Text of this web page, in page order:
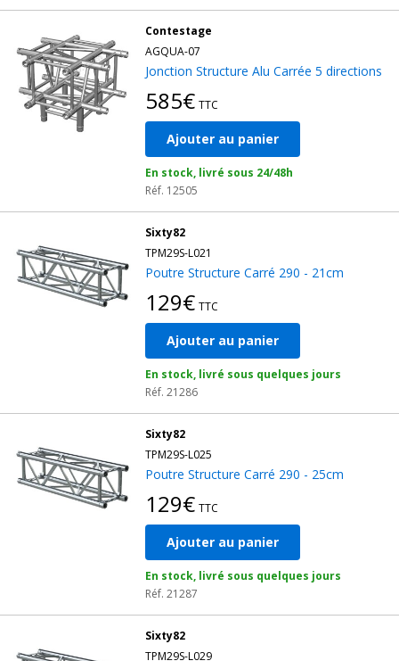
Contestage
AGQUA-07
Jonction Structure Alu Carrée 5 directions
585€ TTC
Ajouter au panier
En stock, livré sous 24/48h
Réf. 12505
Sixty82
TPM29S-L021
Poutre Structure Carré 290 - 21cm
129€ TTC
Ajouter au panier
En stock, livré sous quelques jours
Réf. 21286
Sixty82
TPM29S-L025
Poutre Structure Carré 290 - 25cm
129€ TTC
Ajouter au panier
En stock, livré sous quelques jours
Réf. 21287
Sixty82
TPM29S-L029